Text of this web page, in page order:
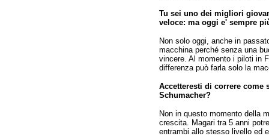
Tu sei uno dei migliori
veloce: ma oggi e' sempre
Non solo oggi, anche in
macchina perché senza una
vincere. Al momento i piloti in
differenza può farla solo la
Accetteresti di correre come
Schumacher?
Non in questo momento della
crescita. Magari tra 5 anni
entrambi allo stesso livello ed